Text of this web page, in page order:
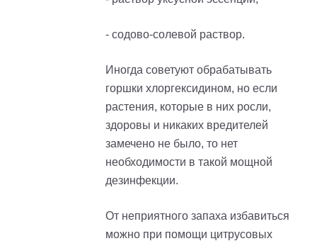
- содово-солевой раствор.
Иногда советуют обрабатывать
горшки хлоргексидином, но если
растения, которые в них росли,
здоровы и никаких вредителей
замечено не было, то нет
необходимости в такой мощной
дезинфекции.
От неприятного запаха избавиться
можно при помощи цитрусовых